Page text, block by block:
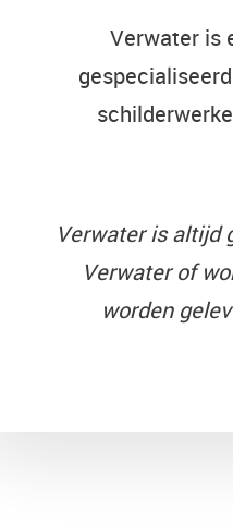
Verwater is
Verwater is altijd
Verwater of
worden